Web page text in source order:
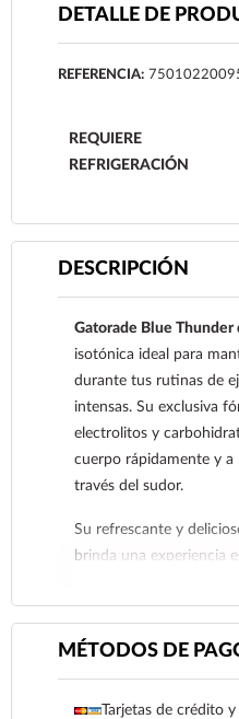
DETALLE DE
REFERENCIA:
REQUIERE
REFRIGERACIÓN
DESCRIPCIÓN
Gatorade Blue Thunder
isotónica ideal para
durante tus rutinas de
intensas. Su exclusiva
electrolitos y
cuerpo rápidamente y a
través del sudor.
Su refrescante y
brinda una experiencia
de manera efectiva.
350 ml, es perfecto
tus carreras al aire libre
Ya sea antes, durante o
hidratante deportivo es
MÉTODOS DE
Tarjetas de crédito